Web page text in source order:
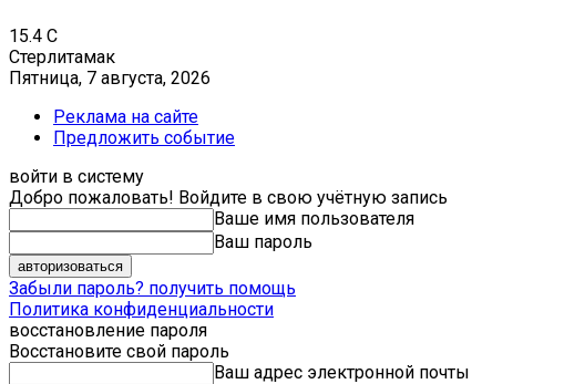
15.4 C
Стерлитамак
Пятница, 7 августа, 2026
Реклама на сайте
Предложить событие
войти в систему
Добро пожаловать! Войдите в свою учётную запись
Ваше имя пользователя
Ваш пароль
Забыли пароль? получить помощь
Политика конфиденциальности
восстановление пароля
Восстановите свой пароль
Ваш адрес электронной почты